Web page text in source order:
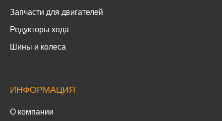
Запчасти для двигателей
Редукторы хода
Шины и колеса
ИНФОРМАЦИЯ
О компании